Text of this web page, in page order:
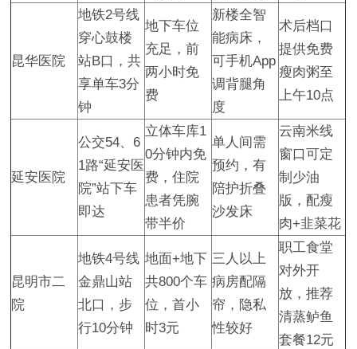
昆华医院
地铁2号线
穿心鼓楼
站B口，共
享单车3分
钟
地下车位
充足，前
两小时免
费
新楼全智
能病床，
可手机App
调背腿角
度
术后档口
提供免费
瘦肉粥至
上午10点
延安医院
公交54、6
1路“延安医
院”站下车
即达
立体车库1
0分钟内免
费，住院
患者凭腕
带半价
单人间需
预约，有
陪护折叠
沙发床
云南米线
窗口可定
制少油
版，配瘦
肉+韭菜花
昆明市二
院
地铁4号线
金鼎山站
北口，步
行10分钟
地面+地下
共800个车
位，首小
时3元
三人以上
病房配隔
帘，隐私
性较好
职工食堂
对外开
放，推荐
清蒸鲈鱼
套餐12元